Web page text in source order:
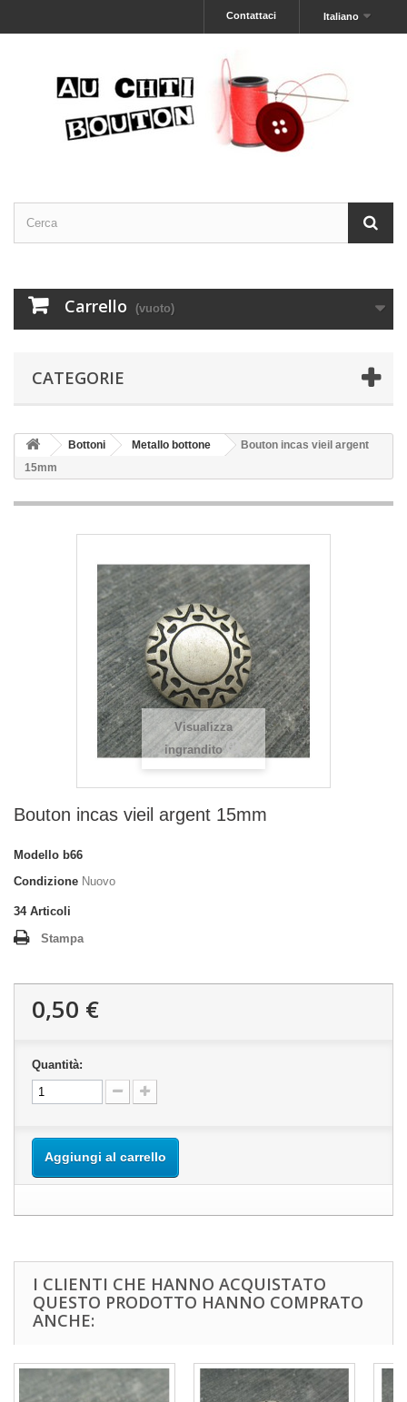
Italiano
Contattaci
Carrello (vuoto)
CATEGORIE
Bottoni Metallo bottone
Bouton incas vieil argent
15mm
Visualizza
ingrandito
Bouton incas vieil argent 15mm
Modello b66
Condizione Nuovo
34 Articoli
Stampa
0,50 €
Quantità:
Aggiungi al carrello
I CLIENTI CHE HANNO ACQUISTATO
QUESTO PRODOTTO HANNO COMPRATO
ANCHE: